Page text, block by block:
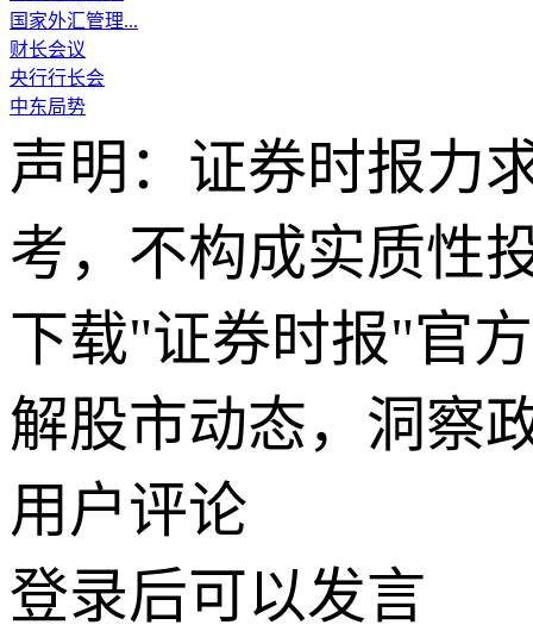
国家外汇管理...
财长会议
央行行长会
中东局势
声明：证券时报力
考，不构成实质性
下载"证券时报"官
解股市动态，洞察
用户评论
登录后可以发言